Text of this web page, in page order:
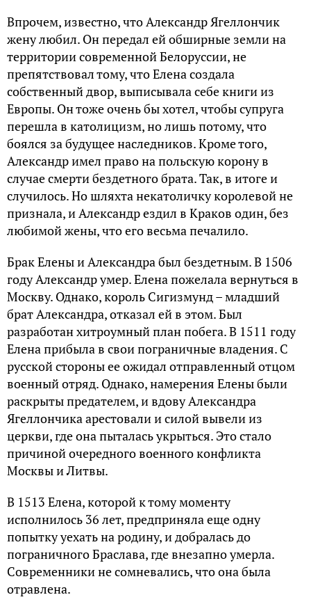
Впрочем, известно, что Александр Ягеллончик
жену любил. Он передал ей обширные земли на
территории современной Белоруссии, не
препятствовал тому, что Елена создала
собственный двор, выписывала себе книги из
Европы. Он тоже очень бы хотел, чтобы супруга
перешла в католицизм, но лишь потому, что
боялся за будущее наследников. Кроме того,
Александр имел право на польскую корону в
случае смерти бездетного брата. Так, в итоге и
случилось. Но шляхта некатоличку королевой не
признала, и Александр ездил в Краков один, без
любимой жены, что его весьма печалило.
Брак Елены и Александра был бездетным. В 1506
году Александр умер. Елена пожелала вернуться в
Москву. Однако, король Сигизмунд – младший
брат Александра, отказал ей в этом. Был
разработан хитроумный план побега. В 1511 году
Елена прибыла в свои пограничные владения. С
русской стороны ее ожидал отправленный отцом
военный отряд. Однако, намерения Елены были
раскрыты предателем, и вдову Александра
Ягеллончика арестовали и силой вывели из
церкви, где она пыталась укрыться. Это стало
причиной очередного военного конфликта
Москвы и Литвы.
В 1513 Елена, которой к тому моменту
исполнилось 36 лет, предприняла еще одну
попытку уехать на родину, и добралась до
пограничного Браслава, где внезапно умерла.
Современники не сомневались, что она была
отравлена.